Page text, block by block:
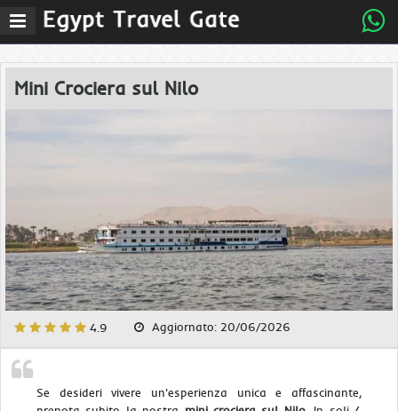
Menu
Mini Crociera sul Nilo
4.9 Aggiornato: 20/06/2026
Se desideri vivere un'esperienza unica e affascinante,